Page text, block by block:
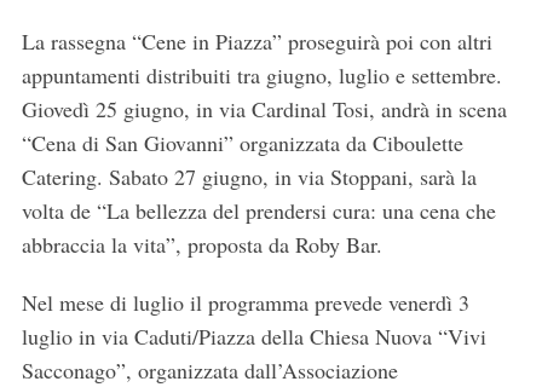
La rassegna “Cene in Piazza” proseguirà poi con altri
appuntamenti distribuiti tra giugno, luglio e settembre.
Giovedì 25 giugno, in via Cardinal Tosi, andrà in scena
“Cena di San Giovanni” organizzata da Ciboulette
Catering. Sabato 27 giugno, in via Stoppani, sarà la
volta de “La bellezza del prendersi cura: una cena che
abbraccia la vita”, proposta da Roby Bar.
Nel mese di luglio il programma prevede venerdì 3
luglio in via Caduti/Piazza della Chiesa Nuova “Vivi
Sacconago”, organizzata dall’Associazione